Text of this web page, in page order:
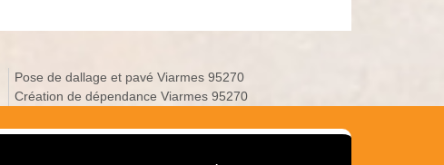
Pose de dallage et pavé Viarmes 95270
Création de dépendance Viarmes 95270